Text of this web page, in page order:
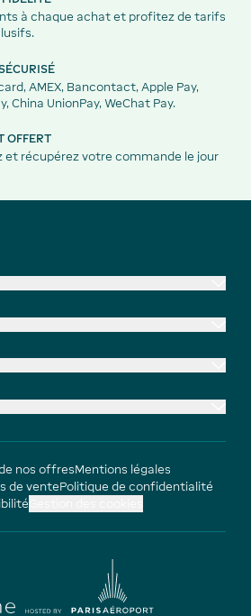
à chaque achat et profitez de tarifs
AMEX, Bancontact, Apple Pay,
China UnionPay, WeChat Pay.
OFFERT
et récupérez votre commande le jour
nos offresMentions légales
de ventePolitique de confidentialité